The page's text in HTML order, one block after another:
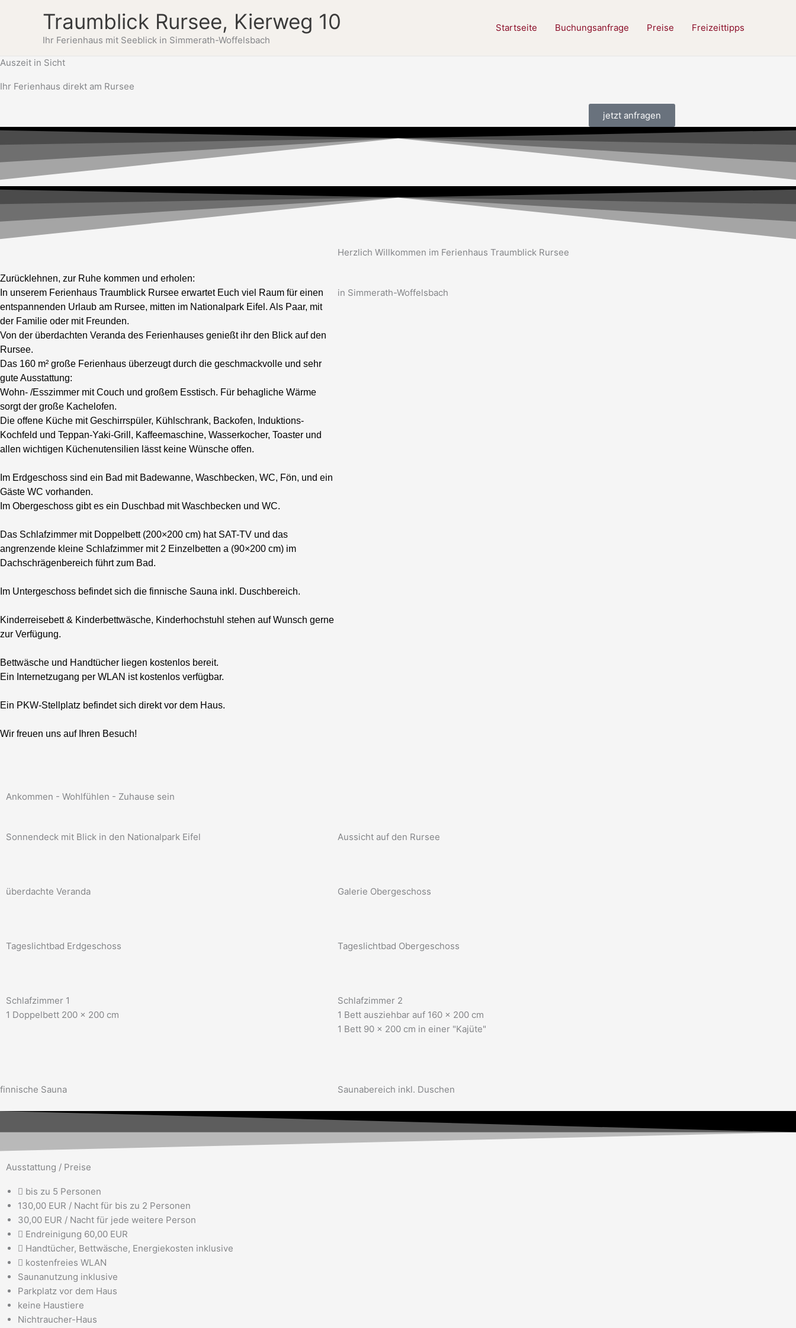
Traumblick Rursee, Kierweg 10
Ihr Ferienhaus mit Seeblick in Simmerath-Woffelsbach
Startseite Buchungsanfrage Preise Freizeittipps
Auszeit in Sicht
Ihr Ferienhaus direkt am Rursee
jetzt anfragen
Zurücklehnen, zur Ruhe kommen und erholen:
In unserem Ferienhaus Traumblick Rursee erwartet Euch viel Raum für einen
entspannenden Urlaub am Rursee, mitten im Nationalpark Eifel. Als Paar, mit
der Familie oder mit Freunden.
Von der überdachten Veranda des Ferienhauses genießt ihr den Blick auf den
Rursee.
Das 160 m² große Ferienhaus überzeugt durch die geschmackvolle und sehr
gute Ausstattung:
Wohn- /Esszimmer mit Couch und großem Esstisch. Für behagliche Wärme
sorgt der große Kachelofen.
Die offene Küche mit Geschirrspüler, Kühlschrank, Backofen, Induktions-
Kochfeld und Teppan-Yaki-Grill, Kaffeemaschine, Wasserkocher, Toaster und
allen wichtigen Küchenutensilien lässt keine Wünsche offen.
Im Erdgeschoss sind ein Bad mit Badewanne, Waschbecken, WC, Fön, und ein
Gäste WC vorhanden.
Im Obergeschoss gibt es ein Duschbad mit Waschbecken und WC.
Das Schlafzimmer mit Doppelbett (200×200 cm) hat SAT-TV und das
angrenzende kleine Schlafzimmer mit 2 Einzelbetten a (90×200 cm) im
Dachschrägenbereich führt zum Bad.
Im Untergeschoss befindet sich die finnische Sauna inkl. Duschbereich.
Kinderreisebett & Kinderbettwäsche, Kinderhochstuhl stehen auf Wunsch gerne
zur Verfügung.
Bettwäsche und Handtücher liegen kostenlos bereit.
Ein Internetzugang per WLAN ist kostenlos verfügbar.
Ein PKW-Stellplatz befindet sich direkt vor dem Haus.
Wir freuen uns auf Ihren Besuch!
Herzlich Willkommen im Ferienhaus Traumblick Rursee
in Simmerath-Woffelsbach
Ankommen - Wohlfühlen - Zuhause sein
Sonnendeck mit Blick in den Nationalpark Eifel Aussicht auf den Rursee
überdachte Veranda Galerie Obergeschoss
Tageslichtbad Erdgeschoss Tageslichtbad Obergeschoss
Schlafzimmer 1
1 Doppelbett 200 x 200 cm
Schlafzimmer 2
1 Bett ausziehbar auf 160 x 200 cm
1 Bett 90 x 200 cm in einer "Kajüte"
finnische Sauna Saunabereich inkl. Duschen
Ausstattung / Preise
bis zu 5 Personen
130,00 EUR / Nacht für bis zu 2 Personen
30,00 EUR / Nacht für jede weitere Person
Endreinigung 60,00 EUR
Handtücher, Bettwäsche, Energiekosten inklusive
kostenfreies WLAN
Saunanutzung inklusive
Parkplatz vor dem Haus
keine Haustiere
Nichtraucher-Haus